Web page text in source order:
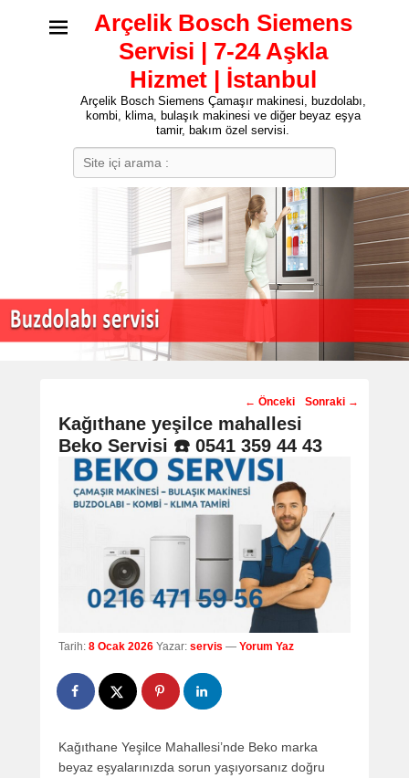
Arçelik Bosch Siemens
Servisi | 7-24 Aşkla
Hizmet | İstanbul
Arçelik Bosch Siemens Çamaşır makinesi, buzdolabı,
kombi, klima, bulaşık makinesi ve diğer beyaz eşya
tamir, bakım özel servisi.
Post
navigation
← Önceki Sonraki →
Kağıthane yeşilce mahallesi
Beko Servisi ☎️ 0541 359 44 43
Tarih: 8 Ocak 2026 Yazar: servis — Yorum Yaz
Kağıthane Yeşilce Mahallesi’nde Beko marka
beyaz eşyalarınızda sorun yaşıyorsanız doğru